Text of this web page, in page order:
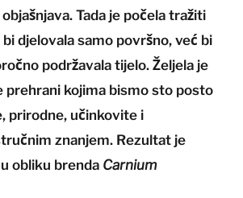
Tada je počela tražiti
djelovala samo površno, već bi
podržavala tijelo. Željela je
kojima bismo sto posto
prirodne, učinkovite i
znanjem. Rezultat je
obliku brenda Carnium